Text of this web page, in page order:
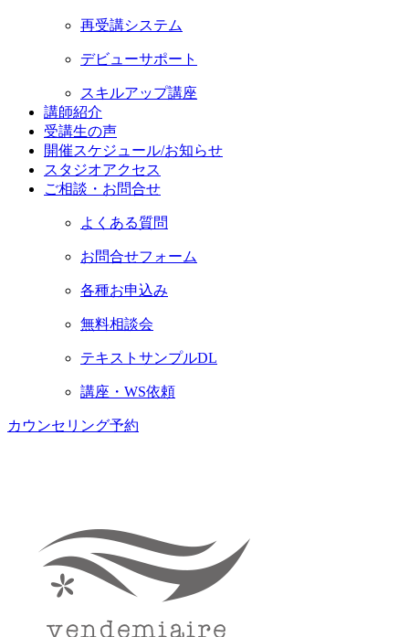
再受講システム
デビューサポート
スキルアップ講座
講師紹介
受講生の声
開催スケジュール/お知らせ
スタジオアクセス
ご相談・お問合せ
よくある質問
お問合せフォーム
各種お申込み
無料相談会
テキストサンプルDL
講座・WS依頼
カウンセリング予約